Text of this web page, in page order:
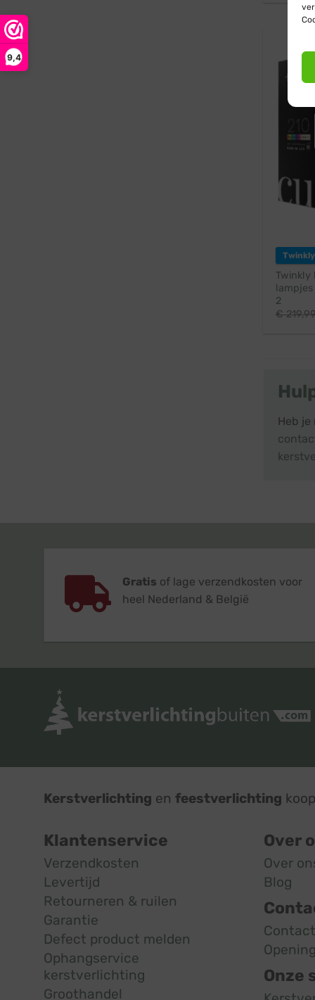
9,4
Twinkly
Twinkly
lampjes
2
€219,99
Heb
Gratis of lage verzendkosten voor
heel Nederland & België
Kerstverlichting en feestverlichting
Klantenservice
Verzendkosten
Levertijd
Retourneren & ruilen
Garantie
Defect product melden
Ophangservice
kerstverlichting
Groothandel
Over
Over
Blog
Onze